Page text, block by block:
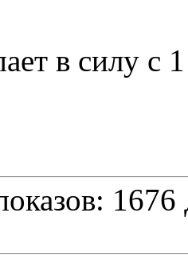
в силу с
1676